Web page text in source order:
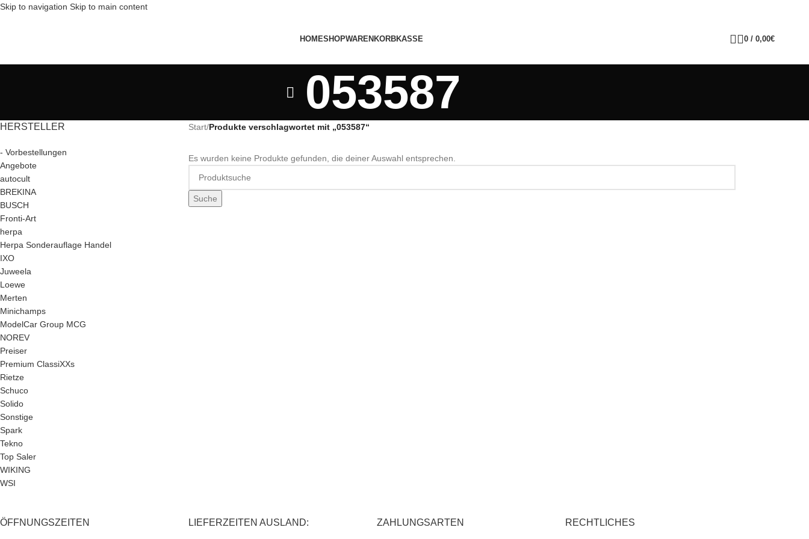
Skip to navigation Skip to main content
HOMESHOPWARENKORBKASSE 0 / 0,00€
053587
HERSTELLER
- Vorbestellungen
Angebote
autocult
BREKINA
BUSCH
Fronti-Art
herpa
Herpa Sonderauflage Handel
IXO
Juweela
Loewe
Merten
Minichamps
ModelCar Group MCG
NOREV
Preiser
Premium ClassiXXs
Rietze
Schuco
Solido
Sonstige
Spark
Tekno
Top Saler
WIKING
WSI
Start/Produkte verschlagwortet mit „053587“
Es wurden keine Produkte gefunden, die deiner Auswahl entsprechen.
Suche
ÖFFNUNGSZEITEN LIEFERZEITEN AUSLAND: ZAHLUNGSARTEN RECHTLICHES